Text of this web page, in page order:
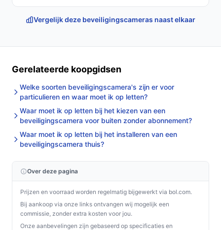
Vergelijk deze beveiligingscameras naast elkaar
Gerelateerde koopgidsen
Welke soorten beveiligingscamera's zijn er voor
particulieren en waar moet ik op letten?
Waar moet ik op letten bij het kiezen van een
beveiligingscamera voor buiten zonder abonnement?
Waar moet ik op letten bij het installeren van een
beveiligingscamera thuis?
Over deze pagina
Prijzen en voorraad worden regelmatig bijgewerkt via bol.com.
Bij aankoop via onze links ontvangen wij mogelijk een
commissie, zonder extra kosten voor jou.
Onze aanbevelingen zijn gebaseerd op specificaties en